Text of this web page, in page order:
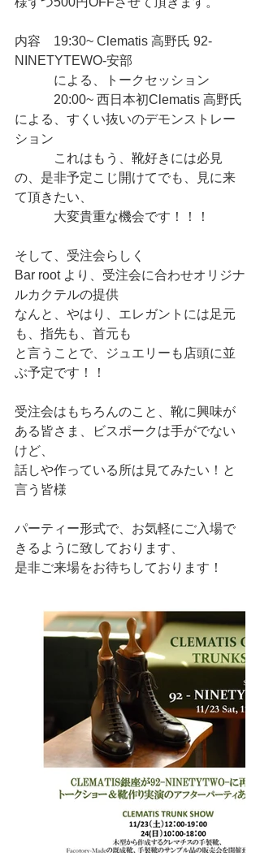
内容　19:30~ Clematis 高野氏 92-
NINETYTEWO-安部
による、トークセッション
20:00~ 西日本初Clematis 高野氏
による、すくい抜いのデモンストレー
ション
これはもう、靴好きには必見
の、是非予定こじ開けてでも、見に来
て頂きたい、
大変貴重な機会です！！！
そして、受注会らしく
Bar root より、受注会に合わせオリジナ
ルカクテルの提供
なんと、やはり、エレガントには足元
も、指先も、首元も
と言うことで、ジュエリーも店頭に並
ぶ予定です！！
受注会はもちろんのこと、靴に興味が
ある皆さま、ビスポークは手がでない
けど、
話しや作っている所は見てみたい！と
言う皆様
パーティー形式で、お気軽にご入場で
きるように致しております、
是非ご来場をお待ちしております！